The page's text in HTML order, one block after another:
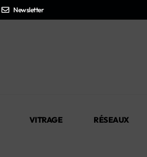
Newsletter
VITRAGE RÉSEAUX